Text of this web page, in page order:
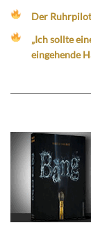
Der
„Ich sollte
eingehende